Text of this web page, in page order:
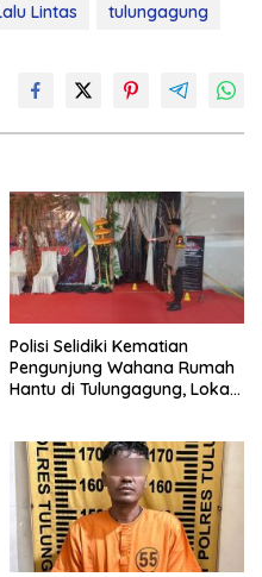
Lintas tulungagung
Polisi Selidiki Kematian
Pengunjung Wahana Rumah
Hantu di Tulungagung, Lokasi